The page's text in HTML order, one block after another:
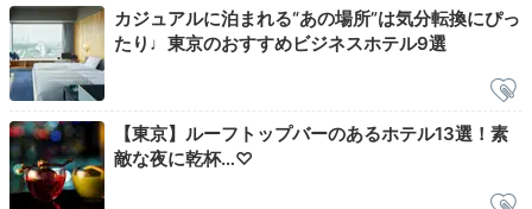
パジャマに着替えたら、のんびり映画鑑賞。全室に55
インチの4Kテレビが備えられていて、テレビ番組や
カジュアルに泊まれる“あの場所”は気分転換にぴっ
たり♩東京のおすすめビジネスホテル9選
【東京】ルーフトップバーのあるホテル13選！素
敵な夜に乾杯…♡